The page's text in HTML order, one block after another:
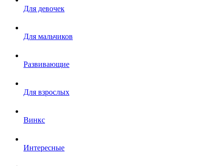
Для девочек
Для мальчиков
Развивающие
Для взрослых
Винкс
Интересные